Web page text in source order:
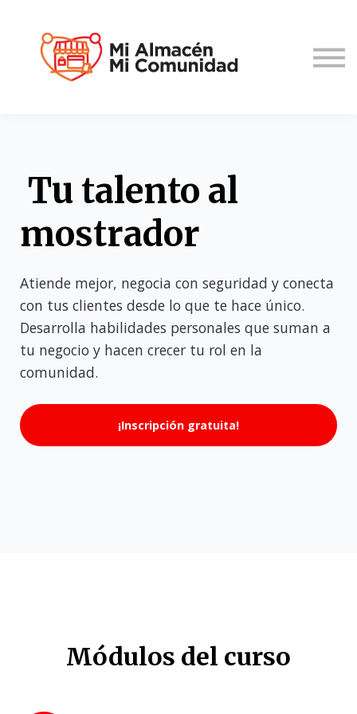
Registrate
Tu talento al
mostrador
Atiende mejor, negocia con seguridad y conecta
con tus clientes desde lo que te hace único.
Desarrolla habilidades personales que suman a
tu negocio y hacen crecer tu rol en la
comunidad.
¡Inscripción gratuita!
Módulos del curso